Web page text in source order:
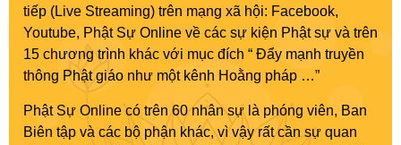
tiếp (Live Streaming) trên mạng xã hội: Facebook,
Youtube, Phật Sự Online về các sự kiện Phật sự và trên
15 chương trình khác với mục đích “ Đẩy mạnh truyền
thông Phật giáo như một kênh Hoằng pháp …”
Phật Sự Online có trên 60 nhân sự là phóng viên, Ban
Biên tập và các bộ phận khác, vì vậy rất cần sự quan